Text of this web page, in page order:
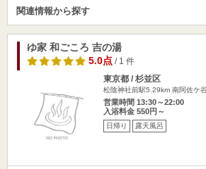
関連情報から探す
ゆ家 和ごころ 吉の湯
5.0点/ 1 件
東京都 / 杉並区
松陰神社前駅5.29km 南阿佐ケ
営業時間 13:30～22:00
入浴料金 550円～
日帰り 露天風呂